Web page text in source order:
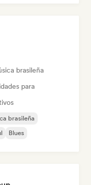
brasileña
para
brasileña
Blues